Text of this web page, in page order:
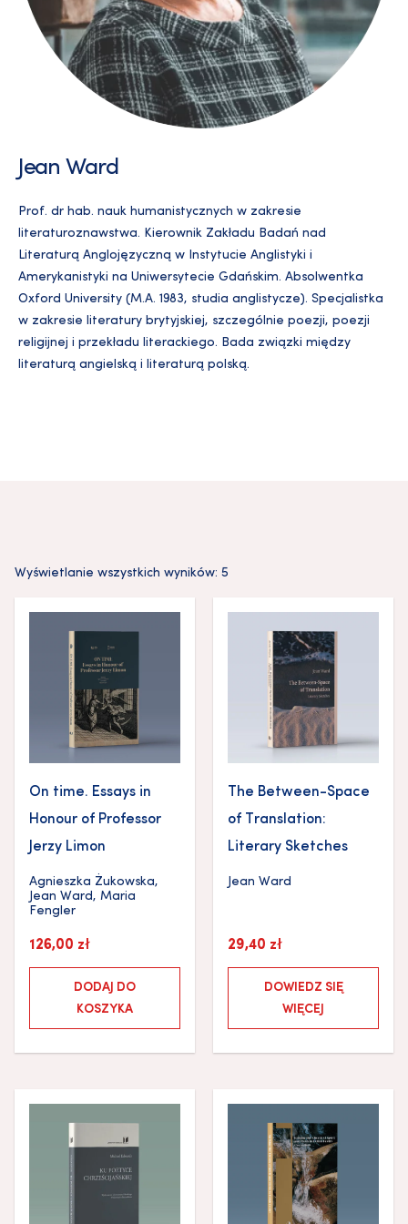
Jean Ward
Prof. dr hab. nauk humanistycznych w zakresie
literaturoznawstwa. Kierownik Zakładu Badań nad
Literaturą Anglojęzyczną w Instytucie Anglistyki i
Amerykanistyki na Uniwersytecie Gdańskim. Absolwentka
Oxford University (M.A. 1983, studia anglistycze). Specjalistka
w zakresie literatury brytyjskiej, szczególnie poezji, poezji
religijnej i przekładu literackiego. Bada związki między
literaturą angielską i literaturą polską.
Wyświetlanie wszystkich wyników: 5
On time. Essays in
Honour of Professor
Jerzy Limon
Agnieszka Żukowska,
Jean Ward, Maria
Fengler
126,00 zł
DODAJ DO
KOSZYKA
The Between-Space
of Translation:
Literary Sketches
Jean Ward
29,40 zł
DOWIEDZ SIĘ
WIĘCEJ